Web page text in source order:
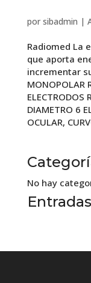
por sibadmin |
Radiomed La
que aporta
incrementar
MONOPOLAR
ELECTRODOS
DIAMETRO 6
OCULAR,
No hay